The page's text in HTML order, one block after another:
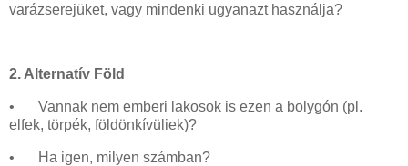
varázserejüket, vagy mindenki ugyanazt használja?
2. Alternatív Föld
•
Vannak nem emberi lakosok is ezen a bolygón (pl.
elfek, törpék, földönkívüliek)?
• Ha igen, milyen számban?